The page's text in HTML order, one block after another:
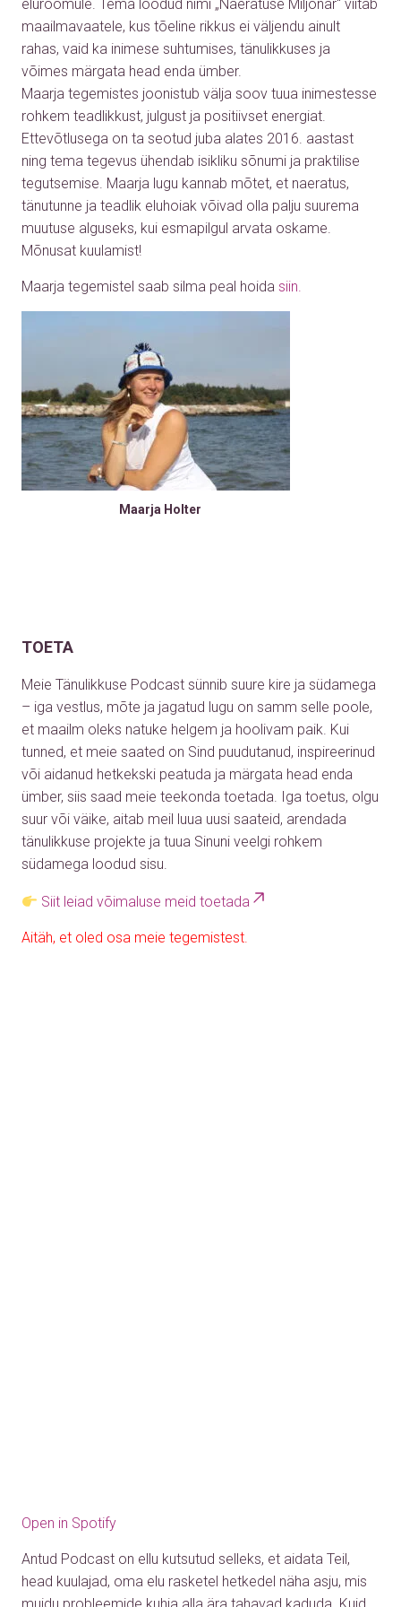
elurõõmule. Tema loodud nimi „Naeratuse Miljonär“ viitab
maailmavaatele, kus tõeline rikkus ei väljendu ainult
rahas, vaid ka inimese suhtumises, tänulikkuses ja
võimes märgata head enda ümber.
Maarja tegemistes joonistub välja soov tuua inimestesse
rohkem teadlikkust, julgust ja positiivset energiat.
Ettevõtlusega on ta seotud juba alates 2016. aastast
ning tema tegevus ühendab isikliku sõnumi ja praktilise
tegutsemise. Maarja lugu kannab mõtet, et naeratus,
tänutunne ja teadlik eluhoiak võivad olla palju suurema
muutuse alguseks, kui esmapilgul arvata oskame.
Mõnusat kuulamist!
Maarja tegemistel saab silma peal hoida siin.
Maarja Holter
TOETA
Meie Tänulikkuse Podcast sünnib suure kire ja südamega
– iga vestlus, mõte ja jagatud lugu on samm selle poole,
et maailm oleks natuke helgem ja hoolivam paik. Kui
tunned, et meie saated on Sind puudutanud, inspireerinud
või aidanud hetkekski peatuda ja märgata head enda
ümber, siis saad meie teekonda toetada. Iga toetus, olgu
suur või väike, aitab meil luua uusi saateid, arendada
tänulikkuse projekte ja tuua Sinuni veelgi rohkem
südamega loodud sisu.
Siit leiad võimaluse meid toetada
Aitäh, et oled osa meie tegemistest.
Open in Spotify
Antud Podcast on ellu kutsutud selleks, et aidata Teil,
head kuulajad, oma elu rasketel hetkedel näha asju, mis